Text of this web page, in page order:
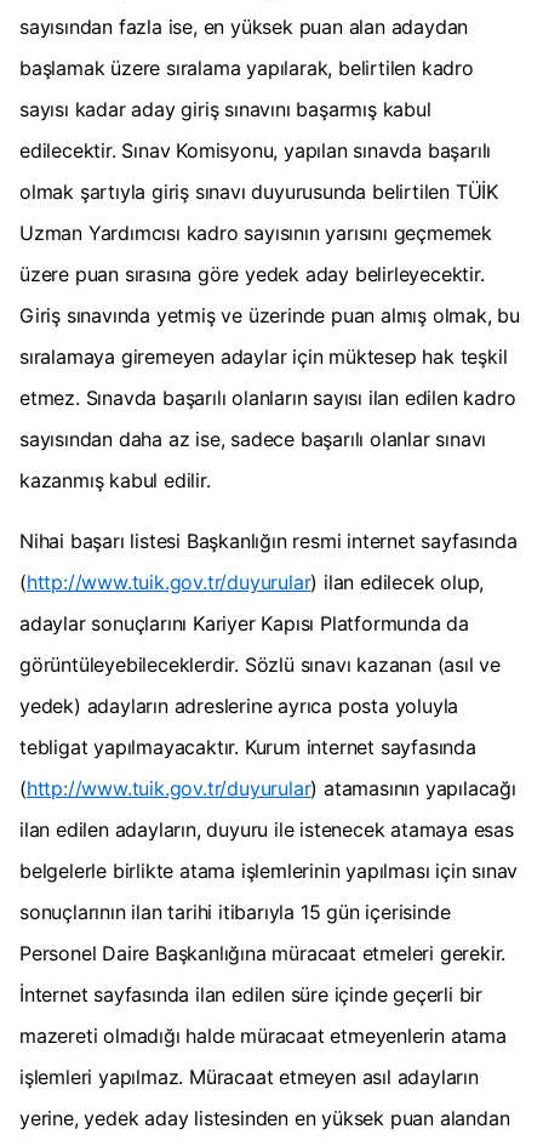
sayısından fazla ise, en yüksek puan alan adaydan
başlamak üzere sıralama yapılarak, belirtilen kadro
sayısı kadar aday giriş sınavını başarmış kabul
edilecektir. Sınav Komisyonu, yapılan sınavda başarılı
olmak şartıyla giriş sınavı duyurusunda belirtilen TÜİK
Uzman Yardımcısı kadro sayısının yarısını geçmemek
üzere puan sırasına göre yedek aday belirleyecektir.
Giriş sınavında yetmiş ve üzerinde puan almış olmak, bu
sıralamaya giremeyen adaylar için müktesep hak teşkil
etmez. Sınavda başarılı olanların sayısı ilan edilen kadro
sayısından daha az ise, sadece başarılı olanlar sınavı
kazanmış kabul edilir.
Nihai başarı listesi Başkanlığın resmi internet sayfasında
(http://www.tuik.gov.tr/duyurular) ilan edilecek olup,
adaylar sonuçlarını Kariyer Kapısı Platformunda da
görüntüleyebileceklerdir. Sözlü sınavı kazanan (asıl ve
yedek) adayların adreslerine ayrıca posta yoluyla
tebligat yapılmayacaktır. Kurum internet sayfasında
(http://www.tuik.gov.tr/duyurular) atamasının yapılacağı
ilan edilen adayların, duyuru ile istenecek atamaya esas
belgelerle birlikte atama işlemlerinin yapılması için sınav
sonuçlarının ilan tarihi itibarıyla 15 gün içerisinde
Personel Daire Başkanlığına müracaat etmeleri gerekir.
İnternet sayfasında ilan edilen süre içinde geçerli bir
mazereti olmadığı halde müracaat etmeyenlerin atama
işlemleri yapılmaz. Müracaat etmeyen asıl adayların
yerine, yedek aday listesinden en yüksek puan alandan